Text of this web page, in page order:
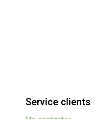
Service clients